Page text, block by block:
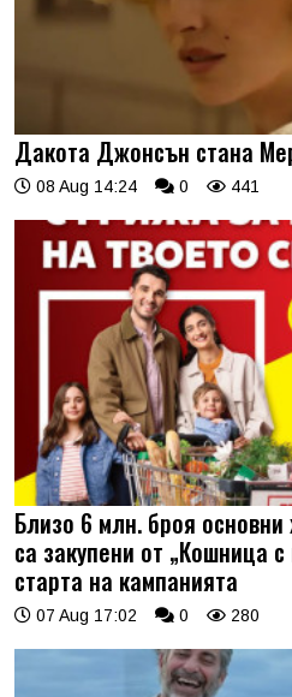
Дакота Джонсън стана
08 Aug 14:24 0 441
Близо 6 млн. броя
са закупени от „Кошница
старта на кампанията
07 Aug 17:02 0 280